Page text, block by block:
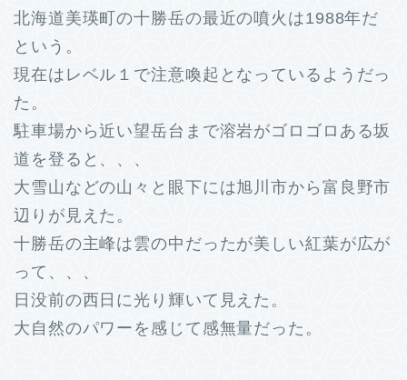
北海道美瑛町の十勝岳の最近の噴火は1988年だ
という。
現在はレベル１で注意喚起となっているようだっ
た。
駐車場から近い望岳台まで溶岩がゴロゴロある坂
道を登ると、、、
大雪山などの山々と眼下には旭川市から富良野市
辺りが見えた。
十勝岳の主峰は雲の中だったが美しい紅葉が広が
って、、、
日没前の西日に光り輝いて見えた。
大自然のパワーを感じて感無量だった。